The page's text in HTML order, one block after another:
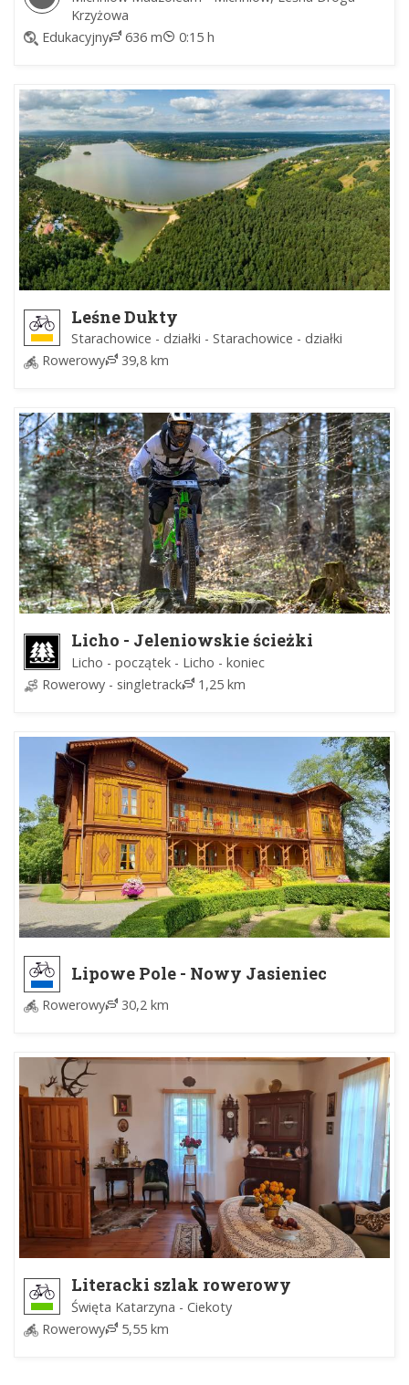
Krzyżowa
Edukacyjny
636 m 0:15 h
Leśne Dukty
Starachowice - działki - Starachowice - działki
Rowerowy
39,8 km
Licho - Jeleniowskie ścieżki
Licho - początek - Licho - koniec
Rowerowy - singletrack
1,25 km
Lipowe Pole - Nowy Jasieniec
Rowerowy 30,2 km
Literacki szlak rowerowy
Święta Katarzyna - Ciekoty
Rowerowy
5,55 km